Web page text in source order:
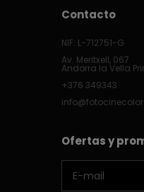
Contacto
NIF: L-712751-G
Av. Meritxell, 067
Andorra la Vella
+376 349343
Ofertas y